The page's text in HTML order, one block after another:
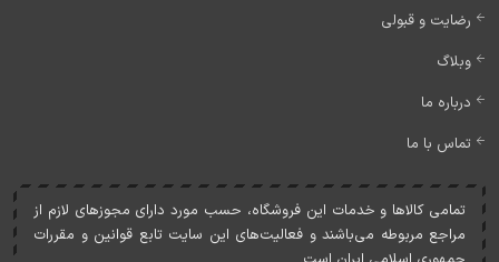
رضایت و قبولی
وبلاگ
درباره ما
تماس با ما
تمامی کالاها و خدمات اين فروشگاه، حسب مورد دارای مجوزهای لازم از
مراجع مربوطه می‌باشند و فعاليت‌های اين سايت تابع قوانين و مقررات